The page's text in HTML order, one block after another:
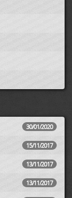
30/01/2020
15/11/2017
13/11/2017
13/11/2017